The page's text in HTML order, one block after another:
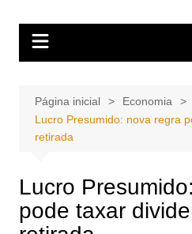
Portal Grande
Página inicial
Economia
Lucro Presumido: nova regra
retirada
Lucro
pode taxar